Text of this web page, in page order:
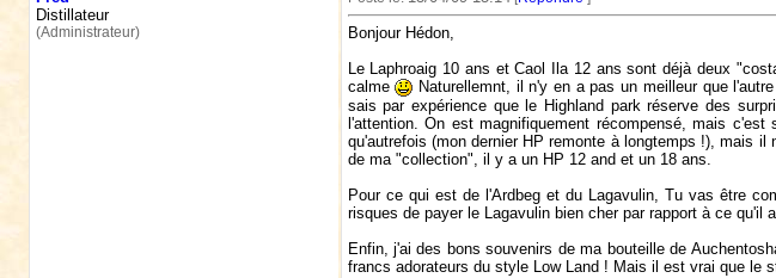
Distillateur
(Administrateur)
Bonjour Hédon,
Le Laphroaig 10 ans et Caol Ila 12 ans sont déjà deux
calme
Naturellemnt, il n'y en a pas un meilleur que
sais par expérience que le Highland park réserve des
l'attention. On est magnifiquement récompensé, mais
qu'autrefois (mon dernier HP remonte à longtemps !), mais
de ma "collection", il y a un HP 12 and et un 18 ans.
Pour ce qui est de l'Ardbeg et du Lagavulin, Tu vas être
risques de payer le Lagavulin bien cher par rapport à ce qu'il
Enfin, j'ai des bons souvenirs de ma bouteille de
francs adorateurs du style Low Land ! Mais il est vrai que le